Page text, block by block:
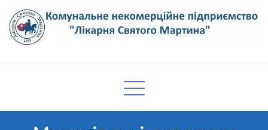
content
підприємство "Лікарня Святого